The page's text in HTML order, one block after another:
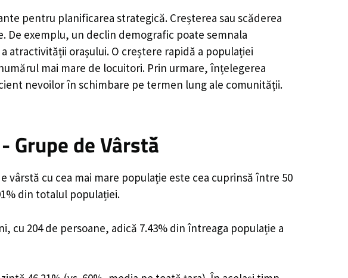
pentru planificarea strategică. Creșterea sau scăderea
exemplu, un declin demografic poate semnala
orașului. O creștere rapidă a populației
mai mare de locuitori. Prin urmare, înțelegerea
nevoilor în schimbare pe termen lung ale comunității.
Grupe de Vârstă
cu cea mai mare populație este cea cuprinsă între 50
din totalul populației.
cu 204 de persoane, adică 7.43% din întreaga populație a